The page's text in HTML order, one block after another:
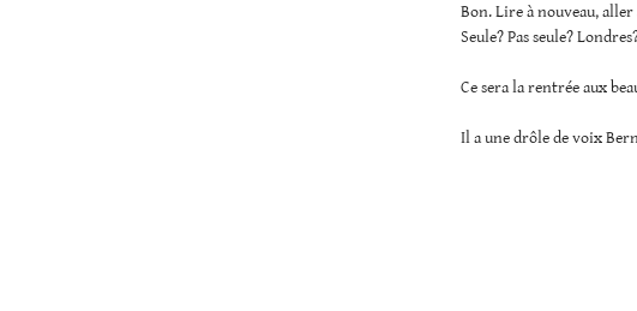
Bon. Lire à nouveau,
Seule? Pas seule?
Ce sera la rentrée aux
Il a une drôle de voix